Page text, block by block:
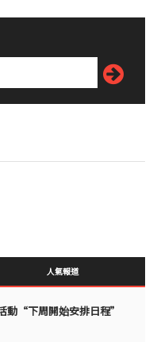
人氣報道
動“下周開始安排日程”